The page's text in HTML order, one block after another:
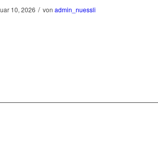
10, 2026 / von admin_nuessli